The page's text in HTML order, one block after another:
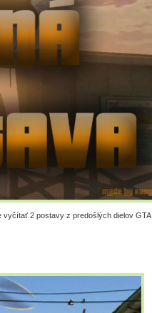
vyčítať 2 postavy z predošlých dielov GTA.